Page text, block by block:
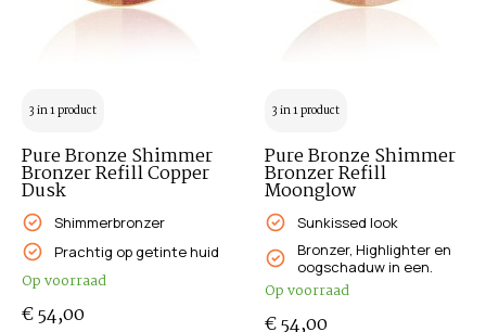
3 in 1 product
Pure Bronze Shimmer
Bronzer Refill Copper
Dusk
Shimmerbronzer
Prachtig op getinte huid
Op voorraad
€54,00
3 in 1 product
Pure Bronze Shimmer
Bronzer Refill
Moonglow
Sunkissed look
Bronzer, Highlighter en
oogschaduw in een.
Op voorraad
€54,00